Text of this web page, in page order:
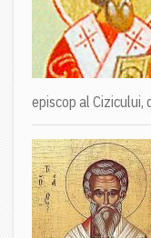
episcop al Cizicului,